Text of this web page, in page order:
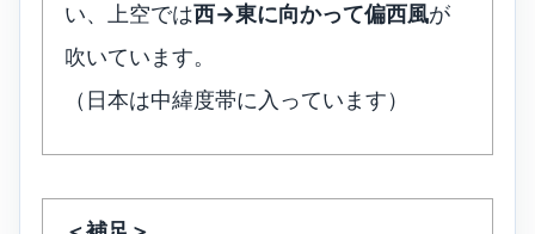
い、上空では西→東に向かって偏西風が
吹いています。
（日本は中緯度帯に入っています）